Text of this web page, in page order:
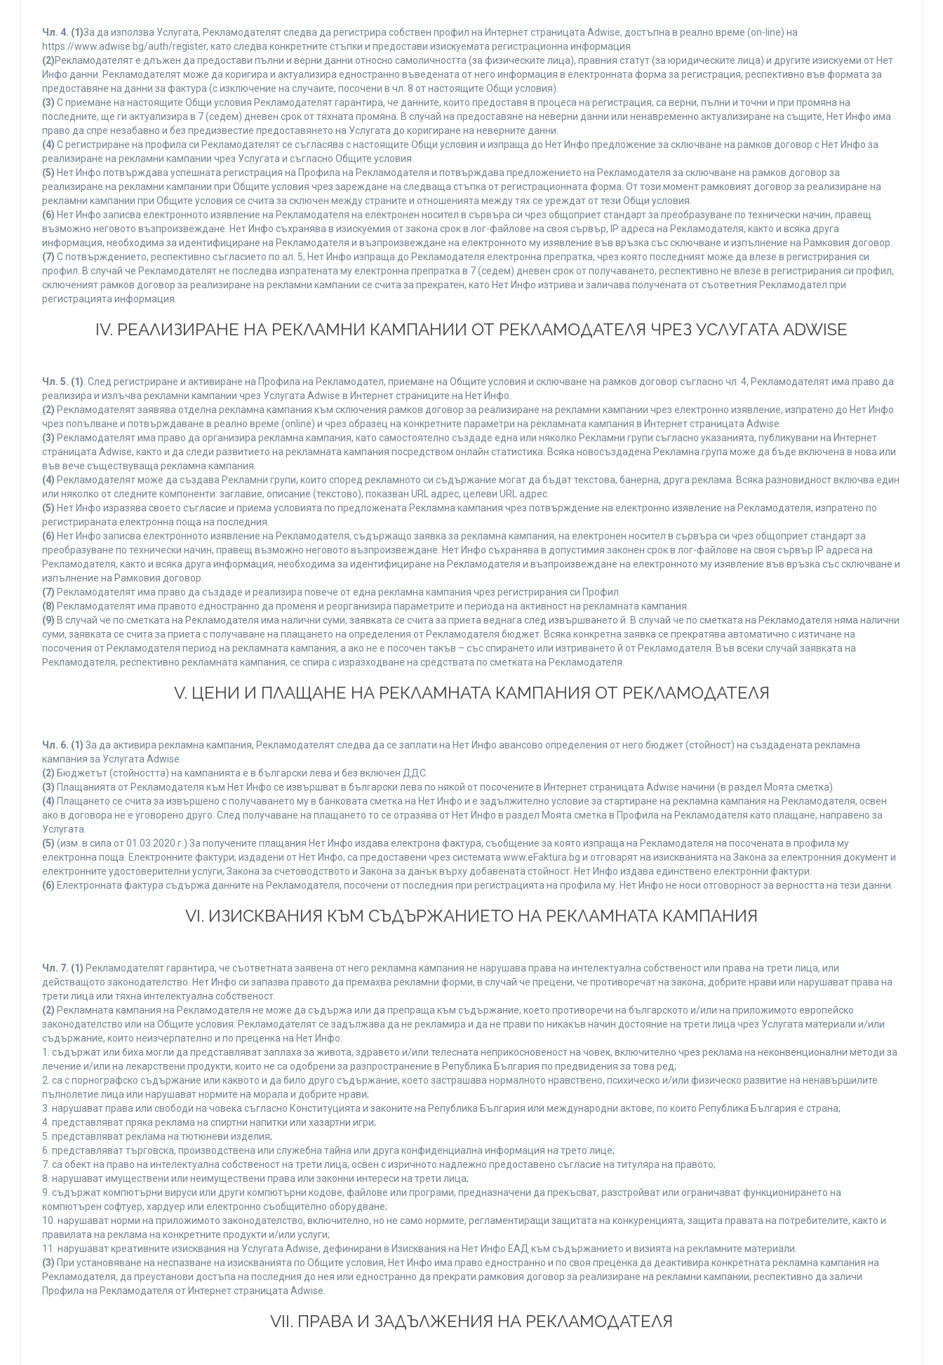
Чл. 4. (1)За да използва Услугата, Рекламодателят следва да регистрира собствен профил на Интернет страницата Adwise, достъпна в реално време (on-line) на
https://www.adwise.bg/auth/register, като следва конкретните стъпки и предостави изискуемата регистрационна информация.
(2)Рекламодателят е длъжен да предостави пълни и верни данни относно самоличността (за физическите лица), правния статут (за юридическите лица) и другите изискуеми от Нет
Инфо данни. Рекламодателят може да коригира и актуализира едностранно въведената от него информация в електронната форма за регистрация, респективно във формата за
предоставяне на данни за фактура (с изключение на случаите, посочени в чл. 8 от настоящите Общи условия).
(3) С приемане на настоящите Общи условия Рекламодателят гарантира, че данните, които предоставя в процеса на регистрация, са верни, пълни и точни и при промяна на
последните, ще ги актуализира в 7 (седем) дневен срок от тяхната промяна. В случай на предоставяне на неверни данни или ненавременно актуализиране на същите, Нет Инфо има
право да спре незабавно и без предизвестие предоставянето на Услугата до коригиране на неверните данни.
(4) С регистриране на профила си Рекламодателят се съгласява с настоящите Общи условия и изпраща до Нет Инфо предложение за сключване на рамков договор с Нет Инфо за
реализиране на рекламни кампании чрез Услугата и съгласно Общите условия.
(5) Нет Инфо потвърждава успешната регистрация на Профила на Рекламодателя и потвърждава предложението на Рекламодателя за сключване на рамков договор за
реализиране на рекламни кампании при Общите условия чрез зареждане на следваща стъпка от регистрационната форма. От този момент рамковият договор за реализиране на
рекламни кампании при Общите условия се счита за сключен между страните и отношенията между тях се уреждат от тези Общи условия.
(6) Нет Инфо записва електронното изявление на Рекламодателя на електронен носител в сървъра си чрез общоприет стандарт за преобразуване по технически начин, правещ
възможно неговото възпроизвеждане. Нет Инфо съхранява в изискуемия от закона срок в лог-файлове на своя сървър, IP адреса на Рекламодателя, както и всяка друга
информация, необходима за идентифициране на Рекламодателя и възпроизвеждане на електронното му изявление във връзка със сключване и изпълнение на Рамковия договор.
(7) С потвърждението, респективно съгласието по ал. 5, Нет Инфо изпраща до Рекламодателя електронна препратка, чрез която последният може да влезе в регистрирания си
профил. В случай че Рекламодателят не последва изпратената му електронна препратка в 7 (седем) дневен срок от получаването, респективно не влезе в регистрирания си профил,
сключеният рамков договор за реализиране на рекламни кампании се счита за прекратен, като Нет Инфо изтрива и заличава получената от съответния Рекламодател при
регистрацията информация.
IV. РЕАЛИЗИРАНЕ НА РЕКЛАМНИ КАМПАНИИ ОТ РЕКЛАМОДАТЕЛЯ ЧРЕЗ УСЛУГАТА ADWISE
Чл. 5. (1) . След регистриране и активиране на Профила на Рекламодател, приемане на Общите условия и сключване на рамков договор съгласно чл. 4, Рекламодателят има право да
реализира и излъчва рекламни кампании чрез Услугата Adwise в Интернет страниците на Нет Инфо.
(2) Рекламодателят заявява отделна рекламна кампания към сключения рамков договор за реализиране на рекламни кампании чрез електронно изявление, изпратено до Нет Инфо
чрез попълване и потвърждаване в реално време (online) и чрез образец на конкретните параметри на рекламната кампания в Интернет страницата Adwise.
(3) Рекламодателят има право да организира рекламна кампания, като самостоятелно създаде една или няколко Рекламни групи съгласно указанията, публикувани на Интернет
страницата Adwise, както и да следи развитието на рекламната кампания посредством онлайн статистика. Всяка новосъздадена Рекламна група може да бъде включена в нова или
във вече съществуваща рекламна кампания.
(4) Рекламодателят може да създава Рекламни групи, които според рекламното си съдържание могат да бъдат текстова, банерна, друга реклама. Всяка разновидност включва един
или няколко от следните компоненти: заглавие, описание (текстово), показван URL адрес, целеви URL адрес.
(5) Нет Инфо изразява своето съгласие и приема условията по предложената Рекламна кампания чрез потвърждение на електронно изявление на Рекламодателя, изпратено по
регистрираната електронна поща на последния.
(6) Нет Инфо записва електронното изявление на Рекламодателя, съдържащо заявка за рекламна кампания, на електронен носител в сървъра си чрез общоприет стандарт за
преобразуване по технически начин, правещ възможно неговото възпроизвеждане. Нет Инфо съхранява в допустимия законен срок в лог-файлове на своя сървър IP адреса на
Рекламодателя, както и всяка друга информация, необходима за идентифициране на Рекламодателя и възпроизвеждане на електронното му изявление във връзка със сключване и
изпълнение на Рамковия договор.
(7) Рекламодателят има право да създаде и реализира повече от една рекламна кампания чрез регистрирания си Профил.
(8) Рекламодателят има правото едностранно да променя и реорганизира параметрите и периода на активност на рекламната кампания.
(9) В случай че по сметката на Рекламодателя има налични суми, заявката се счита за приета веднага след извършването й. В случай че по сметката на Рекламодателя няма налични
суми, заявката се счита за приета с получаване на плащането на определения от Рекламодателя бюджет. Всяка конкретна заявка се прекратява автоматично с изтичане на
посочения от Рекламодателя период на рекламната кампания, а ако не е посочен такъв – със спирането или изтриването й от Рекламодателя. Във всеки случай заявката на
Рекламодателя, респективно рекламната кампания, се спира с изразходване на средствата по сметката на Рекламодателя.
V. ЦЕНИ И ПЛАЩАНЕ НА РЕКЛАМНАТА КАМПАНИЯ ОТ РЕКЛАМОДАТЕЛЯ
Чл. 6. (1) За да активира рекламна кампания, Рекламодателят следва да се заплати на Нет Инфо авансово определения от него бюджет (стойност) на създадената рекламна
кампания за Услугата Adwise.
(2) Бюджетът (стойността) на кампанията е в български лева и без включен ДДС.
(3) Плащанията от Рекламодателя към Нет Инфо се извършват в български лева по някой от посочените в Интернет страницата Adwise начини (в раздел Моята сметка).
(4) Плащането се счита за извършено с получаването му в банковата сметка на Нет Инфо и е задължително условие за стартиране на рекламна кампания на Рекламодателя, освен
ако в договора не е уговорено друго. След получаване на плащането то се отразява от Нет Инфо в раздел Моята сметка в Профила на Рекламодателя като плащане, направено за
Услугата.
(5) (изм. в сила от 01.03.2020 г.) За получените плащания Нет Инфо издава електрона фактура, съобщение за която изпраща на Рекламодателя на посочената в профила му
електронна поща. Електронните фактури, издадени от Нет Инфо, са предоставени чрез системата www.eFaktura.bg и отговарят на изискванията на Закона за електронния документ и
електронните удостоверителни услуги, Закона за счетоводството и Закона за данък върху добавената стойност. Нет Инфо издава единствено електронни фактури.
(6) Електронната фактура съдържа данните на Рекламодателя, посочени от последния при регистрацията на профила му. Нет Инфо не носи отговорност за верността на тези данни.
VI. ИЗИСКВАНИЯ КЪМ СЪДЪРЖАНИЕТО НА РЕКЛАМНАТА КАМПАНИЯ
Чл. 7. (1) Рекламодателят гарантира, че съответната заявена от него рекламна кампания не нарушава права на интелектуална собственост или права на трети лица, или
действащото законодателство. Нет Инфо си запазва правото да премахва рекламни форми, в случай че прецени, че противоречат на закона, добрите нрави или нарушават права на
трети лица или тяхна интелектуална собственост.
(2) Рекламната кампания на Рекламодателя не може да съдържа или да препраща към съдържание, което противоречи на българското и/или на приложимото европейско
законодателство или на Общите условия. Рекламодателят се задължава да не рекламира и да не прави по никакъв начин достояние на трети лица чрез Услугата материали и/или
съдържание, които неизчерпателно и по преценка на Нет Инфо:
1. съдържат или биха могли да представляват заплаха за живота, здравето и/или телесната неприкосновеност на човек, включително чрез реклама на неконвенционални методи за
лечение и/или на лекарствени продукти, които не са одобрени за разпространение в Република България по предвидения за това ред;
2. са с порнографско съдържание или каквото и да било друго съдържание, което застрашава нормалното нравствено, психическо и/или физическо развитие на ненавършилите
пълнолетие лица или нарушават нормите на морала и добрите нрави;
3. нарушават права или свободи на човека съгласно Конституцията и законите на Република България или международни актове, по които Република България е страна;
4. представляват пряка реклама на спиртни напитки или хазартни игри;
5. представляват реклама на тютюневи изделия;
6. представляват търговска, производствена или служебна тайна или друга конфиденциална информация на трето лице;
7. са обект на право на интелектуална собственост на трети лица, освен с изричното надлежно предоставено съгласие на титуляра на правото;
8. нарушават имуществени или неимуществени права или законни интереси на трети лица;
9. съдържат компютърни вируси или други компютърни кодове, файлове или програми, предназначени да прекъсват, разстройват или ограничават функционирането на
компютърен софтуер, хардуер или електронно съобщително оборудване;
10. нарушават норми на приложимото законодателство, включително, но не само нормите, регламентиращи защитата на конкуренцията, защита правата на потребителите, както и
правилата на реклама на конкретните продукти и/или услуги;
11. нарушават креативните изисквания на Услугата Adwise, дефинирани в Изисквания на Нет Инфо ЕАД към съдържанието и визията на рекламните материали.
(3) При установяване на неспазване на изискванията по Общите условия, Нет Инфо има право едностранно и по своя преценка да деактивира конкретната рекламна кампания на
Рекламодателя, да преустанови достъпа на последния до нея или едностранно да прекрати рамковия договор за реализиране на рекламни кампании, респективно да заличи
Профила на Рекламодателя от Интернет страницата Adwise.
VII. ПРАВА И ЗАДЪЛЖЕНИЯ НА РЕКЛАМОДАТЕЛЯ